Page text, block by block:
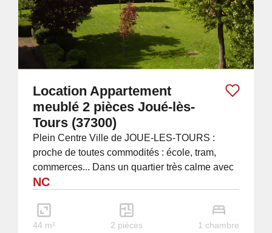
Location Appartement
meublé 2 pièces Joué-lès-
Tours (37300)
Plein Centre Ville de JOUE-LES-TOURS :
proche de toutes commodités : école, tram,
commerces... Dans un quartier très calme avec
une vue magnifique sur le parc : Bel
NC
44 m² 2 pièces 1 chambre